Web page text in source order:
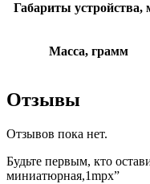
Габариты устройства,
Масса, грамм
Отзывы
Отзывов пока нет.
Будьте первым, кто
миниатюрная,1mpx”